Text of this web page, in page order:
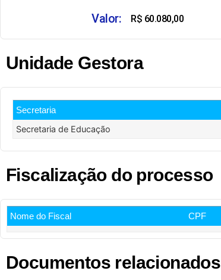
Valor: R$ 60.080,00
Unidade Gestora
Secretaria
Secretaria de Educação
Fiscalização do processo
Nome do Fiscal CPF
Documentos relacionados